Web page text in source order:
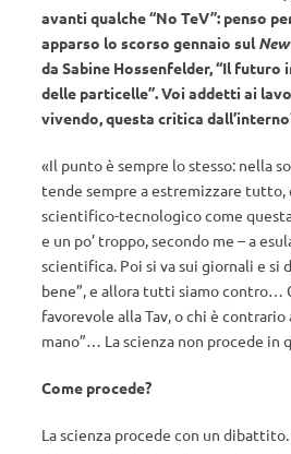
avanti qualche “No TeV”: penso
apparso lo scorso gennaio sul
da Sabine Hossenfelder, “Il futuro
delle particelle”. Voi addetti ai
vivendo, questa critica
«Il punto è sempre lo stesso: nella
tende sempre a estremizzare tutto,
scientifico-tecnologico come
e un po’ troppo, secondo me – a
scientifica. Poi si va sui giornali e si
bene”, e allora tutti siamo contro…
favorevole alla Tav, o chi è contrario
mano”… La scienza non procede in
Come procede?
La scienza procede con un